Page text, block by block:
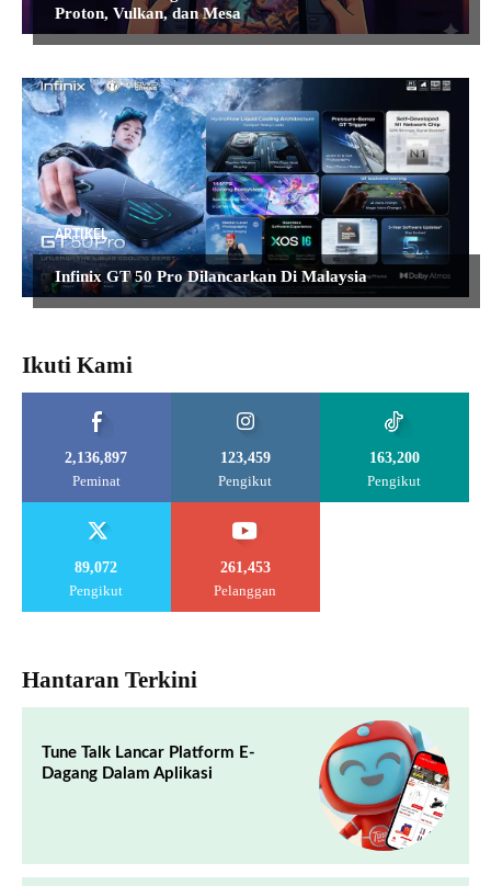
Proton, Vulkan, dan Mesa
ARTIKEL
Infinix GT 50 Pro Dilancarkan Di Malaysia
Ikuti Kami
2,136,897
Peminat
123,459
Pengikut
163,200
Pengikut
89,072
Pengikut
261,453
Pelanggan
Hantaran Terkini
Tune Talk Lancar Platform E-
Dagang Dalam Aplikasi